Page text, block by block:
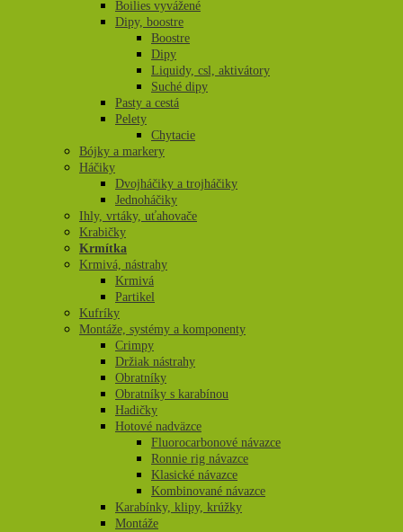
Boilies vyvážené
Dipy, boostre
Boostre
Dipy
Liquidy, csl, aktivátory
Suché dipy
Pasty a cestá
Pelety
Chytacie
Bójky a markery
Háčiky
Dvojháčiky a trojháčiky
Jednoháčiky
Ihly, vrtáky, uťahovače
Krabičky
Krmítka
Krmivá, nástrahy
Krmivá
Partikel
Kufríky
Montáže, systémy a komponenty
Crimpy
Držiak nástrahy
Obratníky
Obratníky s karabínou
Hadičky
Hotové nadväzce
Fluorocarbonové návazce
Ronnie rig návazce
Klasické návazce
Kombinované návazce
Karabínky, klipy, krúžky
Montáže